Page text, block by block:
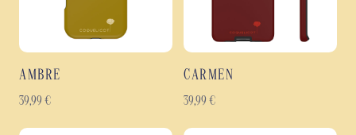
AMBRE
39,99 €
CARMEN
39,99 €